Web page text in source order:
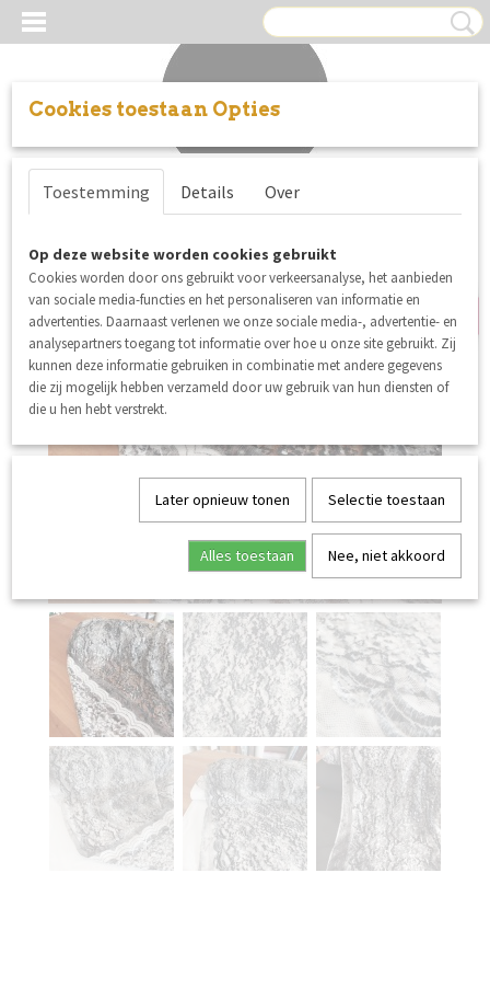
Inloggen Registreren
Cookies toestaan Opties
Toestemming Details Over
Op deze website worden cookies gebruikt
Cookies worden door ons gebruikt voor verkeersanalyse, het aanbieden
van sociale media-functies en het personaliseren van informatie en
advertenties. Daarnaast verlenen we onze sociale media-, advertentie- en
analysepartners toegang tot informatie over hoe u onze site gebruikt. Zij
kunnen deze informatie gebruiken in combinatie met andere gegevens
die zij mogelijk hebben verzameld door uw gebruik van hun diensten of
die u hen hebt verstrekt.
Later opnieuw tonen Selectie toestaan
Alles toestaan Nee, niet akkoord